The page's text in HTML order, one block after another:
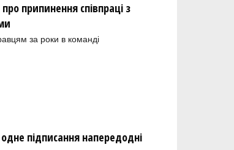
припинення співпраці з
за роки в команді
підписання напередодні